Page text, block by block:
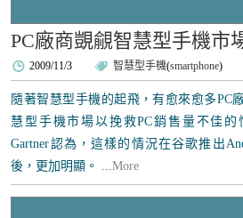
PC廠商覬覦智慧型手機市
2009/11/3 智慧型手機(smartphone)
隨著智慧型手機的起飛，有愈來愈多PC
慧型手機市場以挽救PC銷售量不佳的
Gartner認為，這樣的情況在谷歌推出
後，更加明顯。 ...More